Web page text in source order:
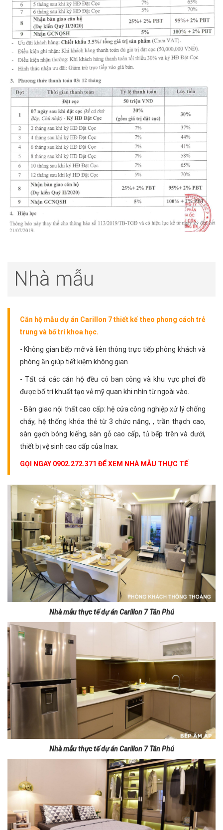
Nhà mẫu
Căn hộ mẫu dự án Carillon 7 thiết kế theo phong cách trẻ
trung và bố trí khoa học.
- Không gian bếp mở và liên thông trực tiếp phòng khách và
phòng ăn giúp tiết kiệm không gian.
- Tất cả các căn hộ đều có ban công và khu vực phơi đồ
được bố trí khuất tạo vẻ mỹ quan khi nhìn từ ngoài vào.
- Bàn giao nội thất cao cấp: hệ cửa công nghiệp xử lý chống
cháy, hệ thống khóa thẻ từ 3 chức năng, , trần thạch cao,
sàn gạch bóng kiếng, sàn gỗ cao cấp, tủ bếp trên và dưới,
thiết bị vệ sinh cao cấp của Inax.
GỌI NGAY 0902.272.371 ĐỂ XEM NHÀ MẪU THỰC TẾ
Nhà mẫu thực tế dự án Carillon 7 Tân Phú
Nhà mẫu thực tế dự án Carillon 7 Tân Phú